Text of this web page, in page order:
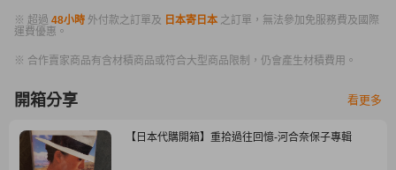
※ 超過 48小時 外付款之訂單及 日本寄日本 之訂單，無法參加免服務費及國際
運費優惠。
※ 合作賣家商品有含材積商品或符合大型商品限制，仍會產生材積費用。
開箱分享 看更多
【日本代購開箱】重拾過往回憶-河合奈保子專輯